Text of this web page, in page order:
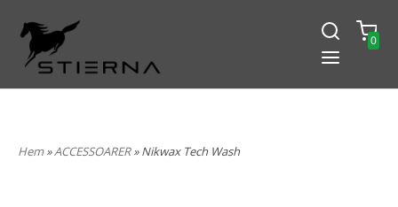
0
Hem»ACCESSOARER» Nikwax Tech Wash